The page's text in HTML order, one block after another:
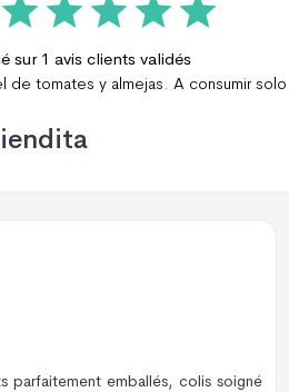
sur 1 avis clients validés
de tomates y almejas. A consumir
parfaitement emballés, colis soigné